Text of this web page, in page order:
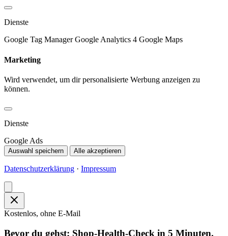
Dienste
Google Tag Manager Google Analytics 4 Google Maps
Marketing
Wird verwendet, um dir personalisierte Werbung anzeigen zu
können.
Dienste
Google Ads
Auswahl speichern Alle akzeptieren
Datenschutzerklärung · Impressum
Kostenlos, ohne E-Mail
Bevor du gehst: Shop-Health-Check in 5 Minuten.